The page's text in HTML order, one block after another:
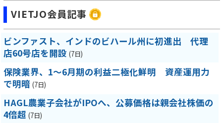
VIETJO会員記事
ビンファスト、インドのビハール州に初進出 代理
店60号店を開設 (7日)
保険業界、1～6月期の利益二極化鮮明 資産運用力
で明暗 (7日)
HAGL農業子会社がIPOへ、公募価格は親会社株価の
4倍超 (7日)